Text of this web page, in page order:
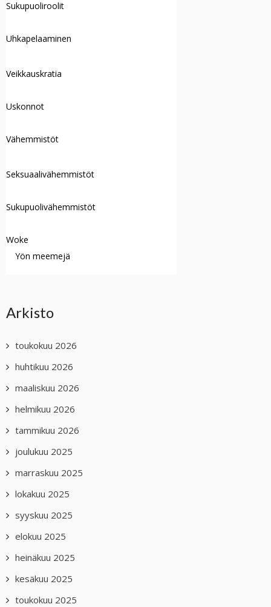
Sukupuoliroolit
Uhkapelaaminen
Veikkauskratia
Uskonnot
Vähemmistöt
Seksuaalivähemmistöt
Sukupuolivähemmistöt
Woke
Yön meemejä
Arkisto
toukokuu 2026
huhtikuu 2026
maaliskuu 2026
helmikuu 2026
tammikuu 2026
joulukuu 2025
marraskuu 2025
lokakuu 2025
syyskuu 2025
elokuu 2025
heinäkuu 2025
kesäkuu 2025
toukokuu 2025